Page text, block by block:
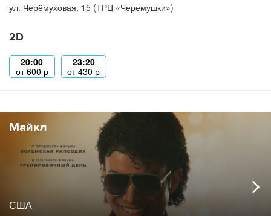
ул. Черёмуховая, 15 (ТРЦ «Черемушки»)
2D
20:00
от600 р
23:20
от430 р
Майкл
США